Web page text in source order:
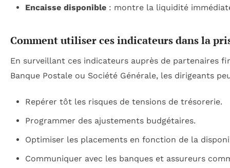
Encaisse disponible: montre la liquidité
Comment utiliser ces indicateurs dans la
En surveillant ces indicateurs auprès de partenaires
Banque Postale ou Société Générale, les dirigeants
Repérer tôt les risques de tensions de trésorerie.
Programmer des ajustements budgétaires.
Optimiser les placements en fonction de la
Communiquer avec les banques et assureurs